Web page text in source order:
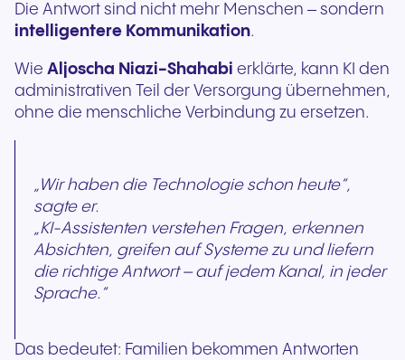
Die Antwort sind nicht mehr Menschen – sondern
intelligentere Kommunikation.
Wie Aljoscha Niazi-Shahabi erklärte, kann KI den
administrativen Teil der Versorgung übernehmen,
ohne die menschliche Verbindung zu ersetzen.
„Wir haben die Technologie schon heute“,
sagte er.
„KI-Assistenten verstehen Fragen, erkennen
Absichten, greifen auf Systeme zu und liefern
die richtige Antwort – auf jedem Kanal, in jeder
Sprache.“
Das bedeutet: Familien bekommen Antworten